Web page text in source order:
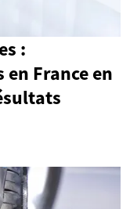
:
France en